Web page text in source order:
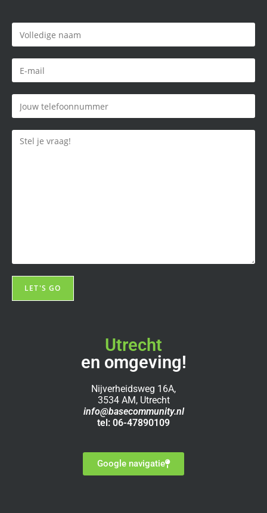
Utrecht
en omgeving!
Nijverheidsweg 16A,
3534 AM, Utrecht
info@basecommunity.nl
tel: 06-47890109
Google navigatie